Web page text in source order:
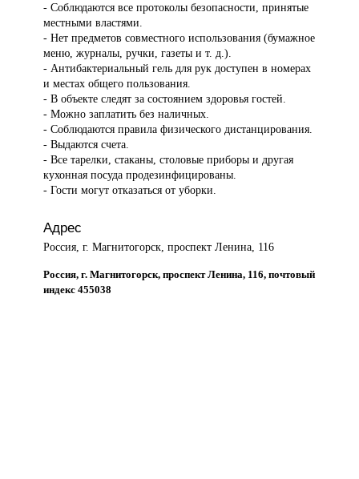
- Соблюдаются все протоколы безопасности, принятые
местными властями.
- Нет предметов совместного использования (бумажное
меню, журналы, ручки, газеты и т. д.).
- Антибактериальный гель для рук доступен в номерах
и местах общего пользования.
- В объекте следят за состоянием здоровья гостей.
- Можно заплатить без наличных.
- Соблюдаются правила физического дистанцирования.
- Выдаются счета.
- Все тарелки, стаканы, столовые приборы и другая
кухонная посуда продезинфицированы.
- Гости могут отказаться от уборки.
Адрес
Россия, г. Магнитогорск, проспект Ленина, 116
Россия, г. Магнитогорск, проспект Ленина, 116, почтовый
индекс 455038